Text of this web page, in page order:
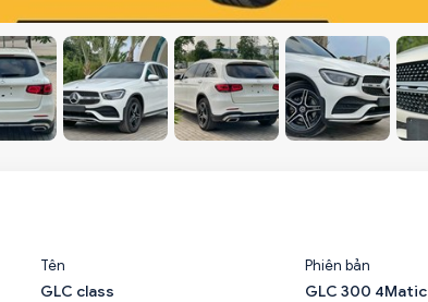
Tên
GLC class
Phiên bản
GLC 300 4Matic